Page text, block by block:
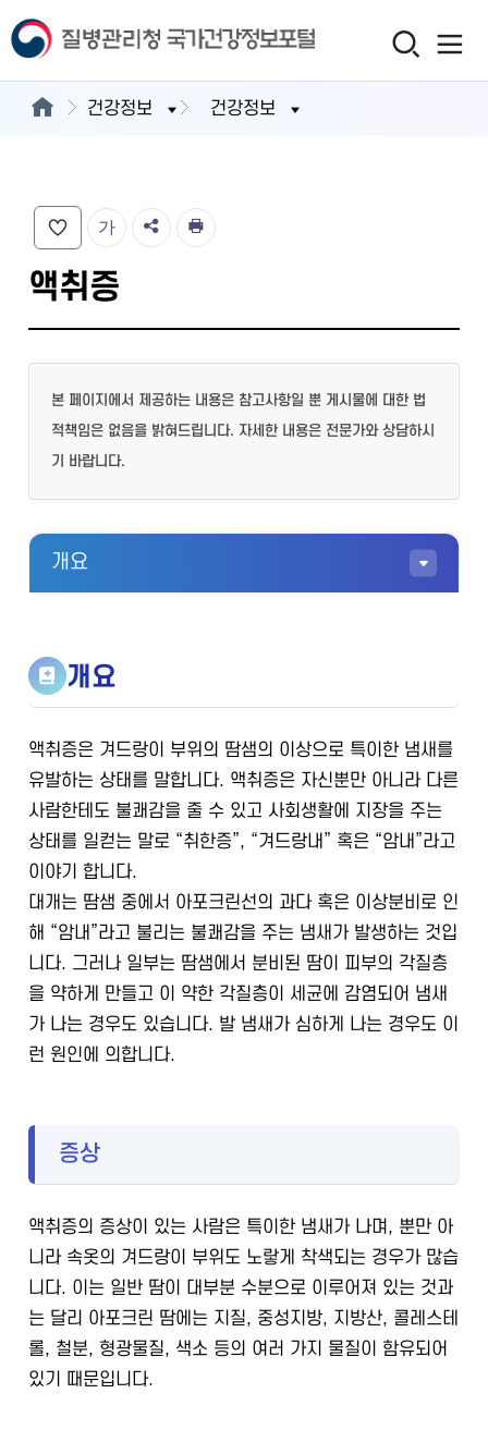
건강정보 건강정보
가
액취증
본 페이지에서 제공하는 내용은 참고사항일 뿐 게시물에 대한 법
적책임은 없음을 밝혀드립니다. 자세한 내용은 전문가와 상담하시
기 바랍니다.
개요
개요
액취증은 겨드랑이 부위의 땀샘의 이상으로 특이한 냄새를
유발하는 상태를 말합니다. 액취증은 자신뿐만 아니라 다른
사람한테도 불쾌감을 줄 수 있고 사회생활에 지장을 주는
상태를 일컫는 말로 “취한증”, “겨드랑내” 혹은 “암내”라고
이야기 합니다.
대개는 땀샘 중에서 아포크린선의 과다 혹은 이상분비로 인
해 “암내”라고 불리는 불쾌감을 주는 냄새가 발생하는 것입
니다. 그러나 일부는 땀샘에서 분비된 땀이 피부의 각질층
을 약하게 만들고 이 약한 각질층이 세균에 감염되어 냄새
가 나는 경우도 있습니다. 발 냄새가 심하게 나는 경우도 이
런 원인에 의합니다.
증상
액취증의 증상이 있는 사람은 특이한 냄새가 나며, 뿐만 아
니라 속옷의 겨드랑이 부위도 노랗게 착색되는 경우가 많습
니다. 이는 일반 땀이 대부분 수분으로 이루어져 있는 것과
는 달리 아포크린 땀에는 지질, 중성지방, 지방산, 콜레스테
롤, 철분, 형광물질, 색소 등의 여러 가지 물질이 함유되어
있기 때문입니다.